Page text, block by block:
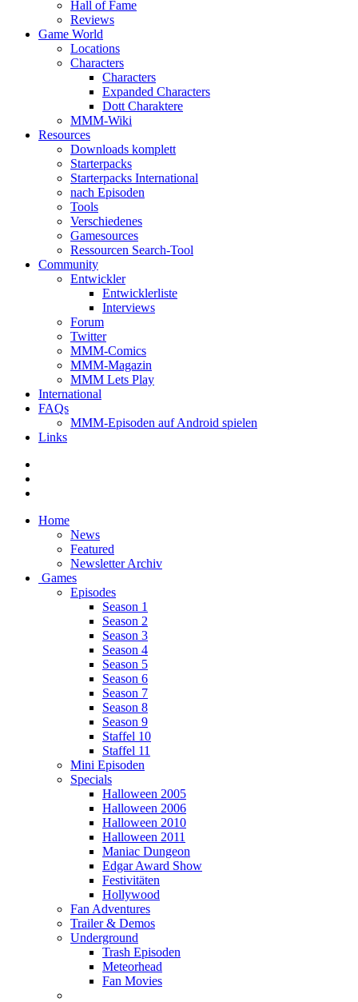
Hall of Fame
Reviews
Game World
Locations
Characters
Characters
Expanded Characters
Dott Charaktere
MMM-Wiki
Resources
Downloads komplett
Starterpacks
Starterpacks International
nach Episoden
Tools
Verschiedenes
Gamesources
Ressourcen Search-Tool
Community
Entwickler
Entwicklerliste
Interviews
Forum
Twitter
MMM-Comics
MMM-Magazin
MMM Lets Play
International
FAQs
MMM-Episoden auf Android spielen
Links
Home
News
Featured
Newsletter Archiv
Games
Episodes
Season 1
Season 2
Season 3
Season 4
Season 5
Season 6
Season 7
Season 8
Season 9
Staffel 10
Staffel 11
Mini Episoden
Specials
Halloween 2005
Halloween 2006
Halloween 2010
Halloween 2011
Maniac Dungeon
Edgar Award Show
Festivitäten
Hollywood
Fan Adventures
Trailer & Demos
Underground
Trash Episoden
Meteorhead
Fan Movies